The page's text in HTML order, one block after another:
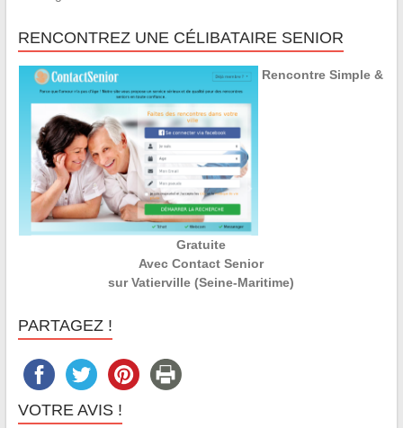
RENCONTREZ UNE CÉLIBATAIRE SENIOR
Rencontre Simple &
Gratuite
Avec Contact Senior
sur Vatierville (Seine-Maritime)
PARTAGEZ !
VOTRE AVIS !